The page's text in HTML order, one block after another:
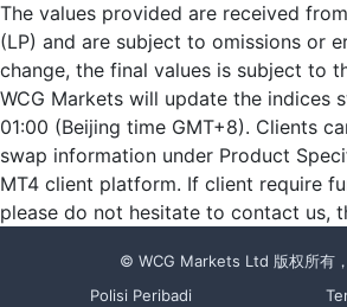
The values provided are received
(LP) and are subject to omissions or
change, the final values is subject to
WCG Markets will update the indices
01:00 (Beijing time GMT+8). Clients
swap information under Product
MT4 client platform. If client require
please do not hesitate to contact us,
© WCG Markets Ltd 版权所有
Polisi Peribadi